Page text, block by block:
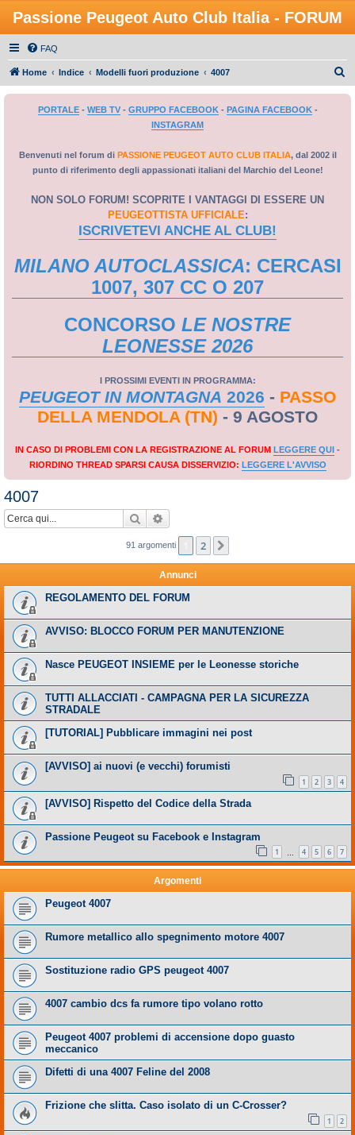
Passione Peugeot Auto Club Italia - FORUM
FAQ
Home Indice Modelli fuori produzione 4007
PORTALE- WEB TV- GRUPPO FACEBOOK- PAGINA FACEBOOK-
INSTAGRAM
Benvenuti nel forum di PASSIONE PEUGEOT AUTO CLUB ITALIA, dal 2002 il
punto di riferimento degli appassionati italiani del Marchio del Leone!
NON SOLO FORUM! SCOPRITE I VANTAGGI DI ESSERE UN
PEUGEOTTISTA UFFICIALE:
ISCRIVETEVI ANCHE AL CLUB!
MILANO AUTOCLASSICA: CERCASI
1007, 307 CC O 207
CONCORSO LE NOSTRE
LEONESSE 2026
I PROSSIMI EVENTI IN PROGRAMMA:
PEUGEOT IN MONTAGNA 2026 - PASSO
DELLA MENDOLA (TN) - 9 AGOSTO
IN CASO DI PROBLEMI CON LA REGISTRAZIONE AL FORUM LEGGERE QUI -
RIORDINO THREAD SPARSI CAUSA DISSERVIZIO: LEGGERE L'AVVISO
4007
Cerca
91 argomenti 2
Annunci
REGOLAMENTO DEL FORUM
AVVISO: BLOCCO FORUM PER MANUTENZIONE
Nasce PEUGEOT INSIEME per le Leonesse storiche
TUTTI ALLACCIATI - CAMPAGNA PER LA SICUREZZA
STRADALE
[TUTORIAL] Pubblicare immagini nei post
[AVVISO] ai nuovi (e vecchi) forumisti
1 2 3 4
[AVVISO] Rispetto del Codice della Strada
Passione Peugeot su Facebook e Instagram
1 4 5 6 7
Argomenti
Peugeot 4007
Rumore metallico allo spegnimento motore 4007
Sostituzione radio GPS peugeot 4007
4007 cambio dcs fa rumore tipo volano rotto
Peugeot 4007 problemi di accensione dopo guasto
meccanico
Difetti di una 4007 Feline del 2008
Frizione che slitta. Caso isolato di un C-Crosser?
1 2